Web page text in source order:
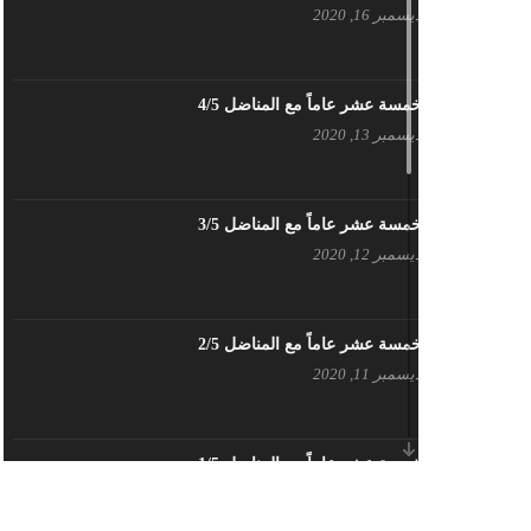
بيان حزب اليسار الديمقراطي السوري
تنويه صادر عن المكتب الإعلامي لحزب
بطاقة تهنئة – حزب اليسار الديمقراطي
أَنقِذوا اللَاجِئين السُوريين في لُبنان –
أبريل 26, 2023
ديسمبر 16, 2020
خمسة عشر عاماً مع المناضل 4/5
ديسمبر 13, 2020
خمسة عشر عاماً مع المناضل 3/5
ديسمبر 12, 2020
خمسة عشر عاماً مع المناضل 2/5
ديسمبر 11, 2020
خمسة عشر عاماً مع المناضل 1/5